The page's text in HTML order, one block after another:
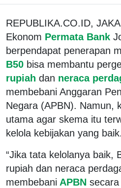
REPUBLIKA.CO.ID,
Ekonom Permata Bank
berpendapat penerapan
B50 bisa membantu
rupiah dan neraca
membebani Anggaran
Negara (APBN). Namun,
utama agar skema itu
kelola kebijakan yang baik.
“Jika tata kelolanya baik,
rupiah dan neraca
membebani APBN secara